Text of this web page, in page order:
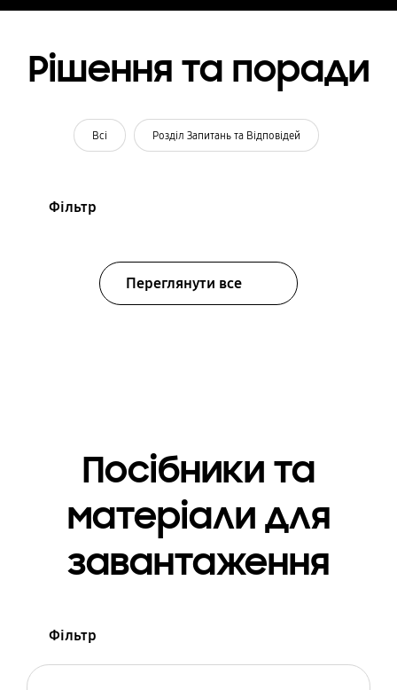
Рішення та поради
Всі Розділ Запитань та Відповідей
Фільтр
Переглянути все
Посібники та
матеріали для
завантаження
Фільтр